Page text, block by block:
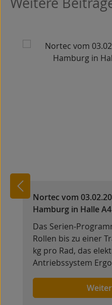
Nortec vom
Hamburg in Halle
Das Serien-
Rollen bis zu einer
kg pro Rad, das
Antriebssystem
konstruktive